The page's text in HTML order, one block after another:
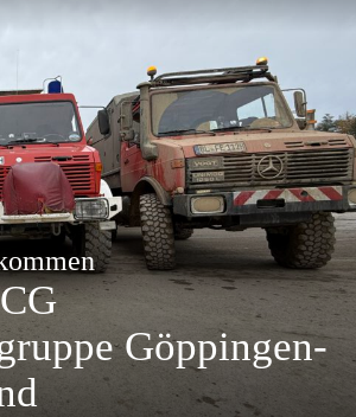
Göppingen-